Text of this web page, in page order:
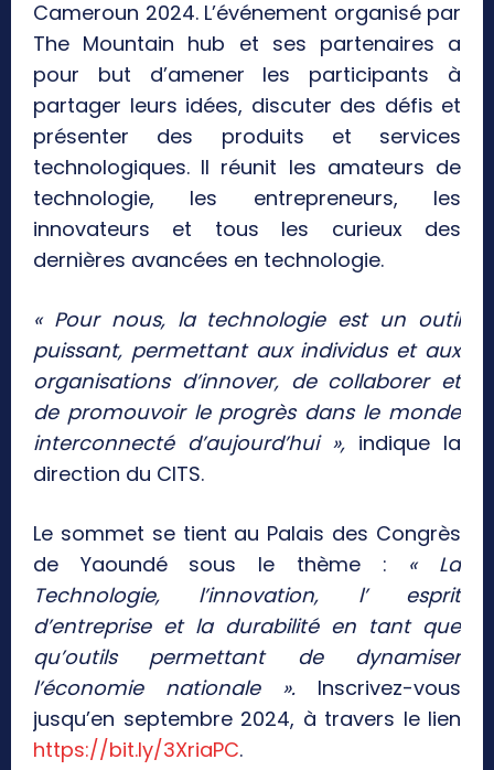
Cameroun 2024. L’événement organisé par
The Mountain hub et ses partenaires a
pour but d’amener les participants à
partager leurs idées, discuter des défis et
présenter des produits et services
technologiques. Il réunit les amateurs de
technologie, les entrepreneurs, les
innovateurs et tous les curieux des
dernières avancées en technologie.
« Pour nous, la technologie est un outil
puissant, permettant aux individus et aux
organisations d’innover, de collaborer et
de promouvoir le progrès dans le monde
interconnecté d’aujourd’hui », indique la
direction du CITS.
Le sommet se tient au Palais des Congrès
de Yaoundé sous le thème : « La
Technologie, l’innovation, l’ esprit
d’entreprise et la durabilité en tant que
qu’outils permettant de dynamiser
l’économie nationale ». Inscrivez-vous
jusqu’en septembre 2024, à travers le lien
https://bit.ly/3XriaPC.